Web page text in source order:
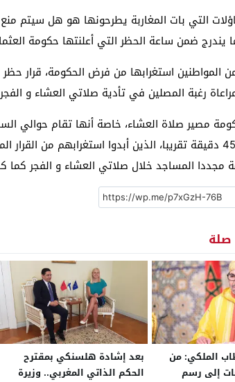
التي بات المغاربة يطرحونها هو هل سيتم
يندرج ضمن ساعة الحظر التي أعلنتها حكومة
حدود الرابعة و45 دقيقة تقريبا، الذين أبدوا استغرابهم
مجددا المساجد خلال صلاتي العشاء و الفجر كما
صلة
الملكي: من
إلى رسم
بعد إشادة هلسنكي بمقترح
الحكم الذاتي المغربي.. وزيرة